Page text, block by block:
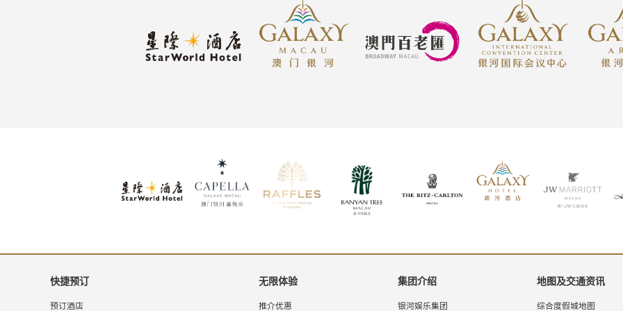
快捷预订
预订酒店
无限体验
推介优惠
集团介绍
银河娱乐集团
地图及交通资讯
综合度假城地图